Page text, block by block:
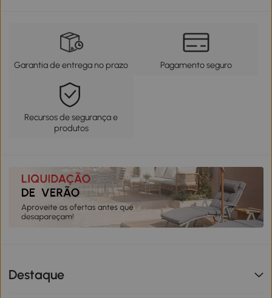
Garantia de entrega no prazo Pagamento seguro
Recursos de segurança e
produtos
Destaque